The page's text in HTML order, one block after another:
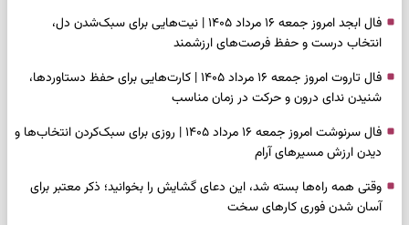
فال ابجد امروز جمعه ۱۶ مرداد ۱۴۰۵ | نیت‌هایی برای سبک‌شدن دل،
انتخاب درست و حفظ فرصت‌های ارزشمند
فال تاروت امروز جمعه ۱۶ مرداد ۱۴۰۵ | کارت‌هایی برای حفظ دستاوردها،
شنیدن ندای درون و حرکت در زمان مناسب
فال سرنوشت امروز جمعه ۱۶ مرداد ۱۴۰۵ | روزی برای سبک‌کردن انتخاب‌ها و
دیدن ارزش مسیرهای آرام
وقتی همه راه‌ها بسته شد، این دعای گشایش را بخوانید؛ ذکر معتبر برای
آسان شدن فوری کارهای سخت